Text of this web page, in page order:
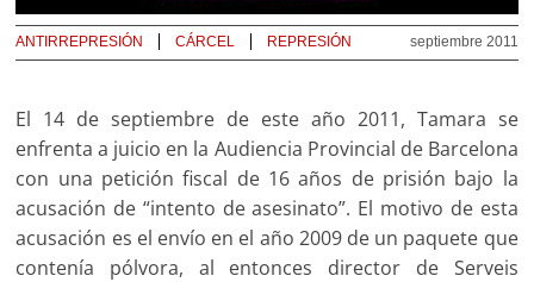
septiembre 2011
ANTIRREPRESIÓN CÁRCEL REPRESIÓN
El 14 de septiembre de este año 2011, Tamara se
enfrenta a juicio en la Audiencia Provincial de Barcelona
con una petición fiscal de 16 años de prisión bajo la
acusación de “intento de asesinato”. El motivo de esta
acusación es el envío en el año 2009 de un paquete que
contenía pólvora, al entonces director de Serveis